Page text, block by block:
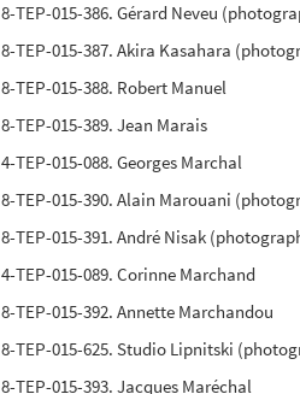
8-TEP-015-386. Gérard Neveu
8-TEP-015-387. Akira Kasahara
8-TEP-015-388. Robert Manuel
8-TEP-015-389. Jean Marais
4-TEP-015-088. Georges Marchal
8-TEP-015-390. Alain Marouani
8-TEP-015-391. André Nisak
4-TEP-015-089. Corinne Marchand
8-TEP-015-392. Annette Marchandou
8-TEP-015-625. Studio Lipnitski
8-TEP-015-393. Jacques Maréchal